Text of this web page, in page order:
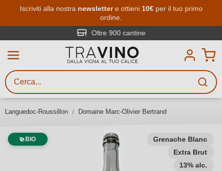
Passa al contenuto principale
Iscriviti alla nostra newslettere ottieni 10€per il tuo primo
ordine.
Oltre 900 cantine
Languedoc-Roussillon Domaine Marc-Olivier Bertrand
Grenache Blanc
Extra Brut
13% alc.
BIO
Ricerca vini
Inserisci almeno 3 caratteri
gusto, occasione, nome del vino,
vitigno, regione, cantina o altri